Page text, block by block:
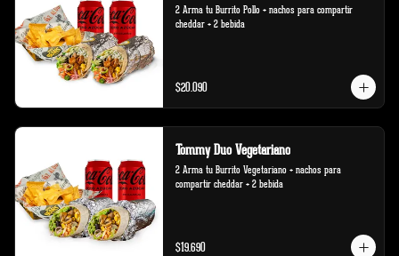
2 Arma tu Burrito Pollo + nachos para compartir
cheddar + 2 bebida
$20.090
Tommy Duo Vegetariano
2 Arma tu Burrito Vegetariano + nachos para
compartir cheddar + 2 bebida
$19.690